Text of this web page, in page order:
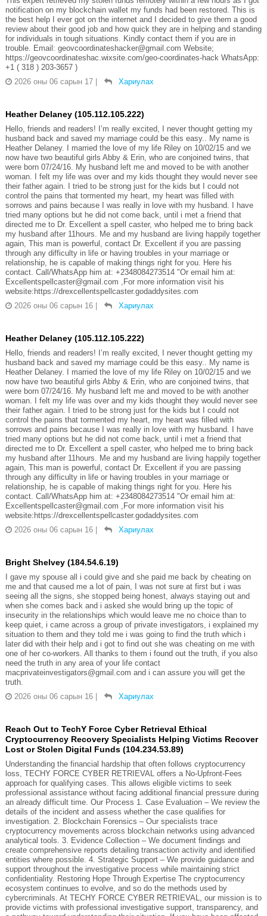
notification on my blockchain wallet my funds had been restored. This is
the best help I ever got on the internet and I decided to give them a good
review about their good job and how quick they are in helping and standing
for individuals in tough situations. Kindly contact them if you are in
trouble. Email: geovcoordinateshacker@gmail.com Website;
https://geovcoordinateshac.wixsite.com/geo-coordinates-hack WhatsApp:
+1 ( 318 ) 203-3657 )
2026 оны 06 сарын 17
Хариулах
Heather Delaney (105.112.105.222)
Hello, friends and readers! I’m really excited, I never thought getting my
husband back and saved my marriage could be this easy.. My name is
Heather Delaney. I married the love of my life Riley on 10/02/15 and we
now have two beautiful girls Abby & Erin, who are conjoined twins, that
were born 07/24/16. My husband left me and moved to be with another
woman. I felt my life was over and my kids thought they would never see
their father again. I tried to be strong just for the kids but I could not
control the pains that tormented my heart, my heart was filled with
sorrows and pains because I was really in love with my husband. I have
tried many options but he did not come back, until i met a friend that
directed me to Dr. Excellent a spell caster, who helped me to bring back
my husband after 11hours. Me and my husband are living happily together
again, This man is powerful, contact Dr. Excellent if you are passing
through any difficulty in life or having troubles in your marriage or
relationship, he is capable of making things right for you. Here his
contact. Call/WhatsApp him at: +2348084273514 "Or email him at:
Excellentspellcaster@gmail.com ,For more information visit his
website:https://drexcellentspellcaster.godaddysites.com
2026 оны 06 сарын 16
Хариулах
Heather Delaney (105.112.105.222)
Hello, friends and readers! I’m really excited, I never thought getting my
husband back and saved my marriage could be this easy.. My name is
Heather Delaney. I married the love of my life Riley on 10/02/15 and we
now have two beautiful girls Abby & Erin, who are conjoined twins, that
were born 07/24/16. My husband left me and moved to be with another
woman. I felt my life was over and my kids thought they would never see
their father again. I tried to be strong just for the kids but I could not
control the pains that tormented my heart, my heart was filled with
sorrows and pains because I was really in love with my husband. I have
tried many options but he did not come back, until i met a friend that
directed me to Dr. Excellent a spell caster, who helped me to bring back
my husband after 11hours. Me and my husband are living happily together
again, This man is powerful, contact Dr. Excellent if you are passing
through any difficulty in life or having troubles in your marriage or
relationship, he is capable of making things right for you. Here his
contact. Call/WhatsApp him at: +2348084273514 "Or email him at:
Excellentspellcaster@gmail.com ,For more information visit his
website:https://drexcellentspellcaster.godaddysites.com
2026 оны 06 сарын 16
Хариулах
Bright Shelvey (184.54.6.19)
I gave my spouse all i could give and she paid me back by cheating on
me and that caused me a lot of pain, I was not sure at first but i was
seeing all the signs, she stopped being honest, always staying out and
when she comes back and i asked she would bring up the topic of
insecurity in the relationships which would leave me no choice than to
keep quiet, i came across a group of private investigators, i explained my
situation to them and they told me i was going to find the truth which i
later did with their help and i got to find out she was cheating on me with
one of her co-workers. All thanks to them i found out the truth, if you also
need the truth in any area of your life contact
macprivateinvestigators@gmail.com and i can assure you will get the
truth.
2026 оны 06 сарын 16
Хариулах
Reach Out to TechY Force Cyber Retrieval Ethical
Cryptocurrency Recovery Specialists Helping Victims Recover
Lost or Stolen Digital Funds (104.234.53.89)
Understanding the financial hardship that often follows cryptocurrency
loss, TECHY FORCE CYBER RETRIEVAL offers a No-Upfront-Fees
approach for qualifying cases. This allows eligible victims to seek
professional assistance without facing additional financial pressure during
an already difficult time. Our Process 1. Case Evaluation – We review the
details of the incident and assess whether the case qualifies for
investigation. 2. Blockchain Forensics – Our specialists trace
cryptocurrency movements across blockchain networks using advanced
analytical tools. 3. Evidence Collection – We document findings and
create comprehensive reports detailing transaction activity and identified
entities where possible. 4. Strategic Support – We provide guidance and
support throughout the investigative process while maintaining strict
confidentiality. Restoring Hope Through Expertise The cryptocurrency
ecosystem continues to evolve, and so do the methods used by
cybercriminals. At TECHY FORCE CYBER RETRIEVAL, our mission is to
provide victims with professional investigative support, transparency, and